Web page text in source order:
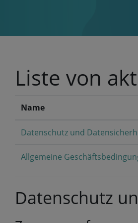
Liste von
Name
Datenschutz und
Allgemeine
Datenschutz